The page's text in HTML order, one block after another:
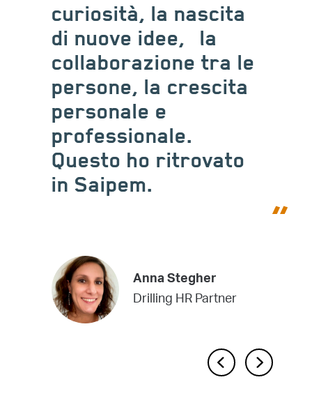
le sfide globali,
passando da un
approccio reattivo a
un atteggiamento
sempre più aperto
alle sfide del futuro,
capace di
interpretare le
offrire risposte a
esigenze sempre
nuove.